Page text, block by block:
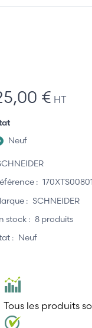
€ HT
Neuf
: 170XTS00801
: SCHNEIDER
stock : 8 produits
: Neuf
Tous les produits